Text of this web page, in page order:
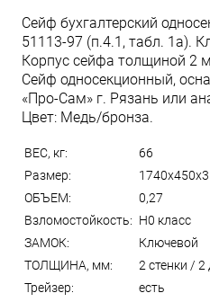
Сейф бухгалтерский
51113-97 (п.4.1, табл. 1а).
Корпус сейфа толщиной 2
Сейф односекционный,
«Про-Сам» г. Рязань или
Цвет: Медь/бронза.
ВЕС, кг:
66
Размер:
ОБЪЕМ:
0,27
Взломостойкость: H0 класс
ЗАМОК:
Ключевой
ТОЛЩИНА, мм:
2 стенки / 2
Трейзер:
есть